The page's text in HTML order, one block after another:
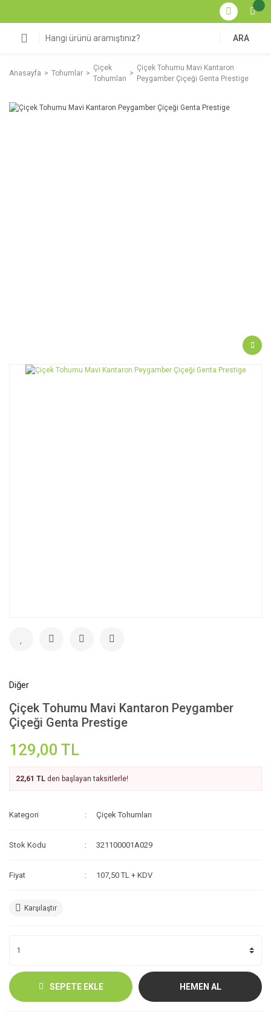
ARA
Anasayfa Tohumlar
Çiçek
Tohumları
Çiçek Tohumu Mavi Kantaron
Peygamber Çiçeği Genta Prestige
Diğer
Çiçek Tohumu Mavi Kantaron Peygamber
Çiçeği Genta Prestige
129,00 TL
22,61 TL den başlayan taksitlerle!
Kategori Çiçek Tohumları
Stok Kodu 321100001A029
Fiyat 107,50 TL + KDV
Karşılaştır
SEPETE EKLE HEMEN AL